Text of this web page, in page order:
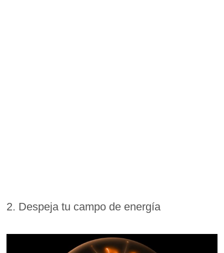
2. Despeja tu campo de energía